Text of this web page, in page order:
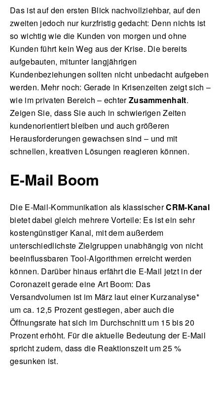
English
Das ist auf den ersten Blick nachvollziehbar, auf den
zweiten jedoch nur kurzfristig gedacht: Denn nichts ist
so wichtig wie die Kunden von morgen und ohne
Kunden führt kein Weg aus der Krise. Die bereits
aufgebauten, mitunter langjährigen
Kundenbeziehungen sollten nicht unbedacht aufgeben
werden. Mehr noch: Gerade in Krisenzeiten zeigt sich –
wie im privaten Bereich – echterZusammenhalt.
Zeigen Sie, dass Sie auch in schwierigen Zeiten
kundenorientiert bleiben und auch größeren
Herausforderungen gewachsen sind – und mit
schnellen, kreativen Lösungen reagieren können.
E-Mail Boom
Die E-Mail-Kommunikation als klassischerCRM-Kanal
bietet dabei gleich mehrere Vorteile: Es ist ein sehr
kostengünstiger Kanal, mit dem außerdem
unterschiedlichste Zielgruppen unabhängig von nicht
beeinflussbaren Tool-Algorithmen erreicht werden
können. Darüber hinaus erfährt die E-Mail jetzt in der
Coronazeit gerade eine Art Boom: Das
Versandvolumen ist im März laut einer Kurzanalyse*
um ca. 12,5 Prozent gestiegen, aber auch die
Öffnungsrate hat sich im Durchschnitt um 15 bis 20
Prozent erhöht. Für die aktuelle Bedeutung der E-Mail
spricht zudem, dass die Reaktionszeit um 25 %
gesunken ist.